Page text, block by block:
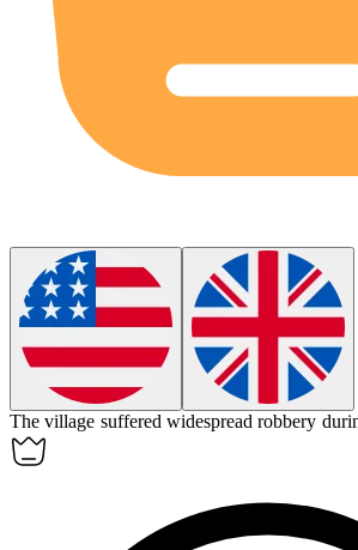
The village suffered widespreadrobbery